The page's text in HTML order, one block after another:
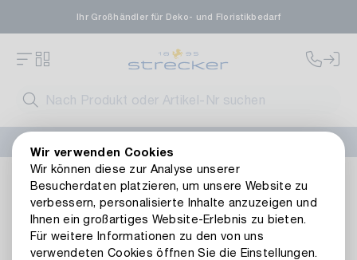
Wir verwenden Cookies
Wir können diese zur Analyse unserer
Besucherdaten platzieren, um unsere Website zu
verbessern, personalisierte Inhalte anzuzeigen und
Ihnen ein großartiges Website-Erlebnis zu bieten.
Für weitere Informationen zu den von uns
verwendeten Cookies öffnen Sie die Einstellungen.
Ihr Großhändler für Deko- und Floristikbedarf
Anlässe Weihnachten
Metallwaren